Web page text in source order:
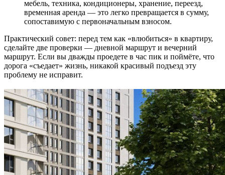
мебель, техника, кондиционеры, хранение, переезд,
временная аренда — это легко превращается в сумму,
сопоставимую с первоначальным взносом.
Практический совет: перед тем как «влюбиться» в квартиру,
сделайте две проверки — дневной маршрут и вечерний
маршрут. Если вы дважды проедете в час пик и поймёте, что
дорога «съедает» жизнь, никакой красивый подъезд эту
проблему не исправит.